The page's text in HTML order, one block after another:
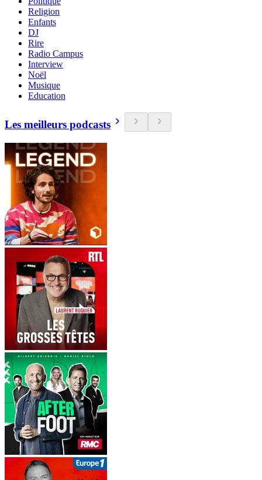
Religion
Enfants
DJ
Rire
Radio Campus
Interview
Noël
Musique
Education
Les meilleurs podcasts